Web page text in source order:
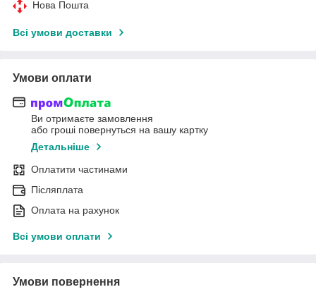
Нова Пошта
Всі умови доставки
Умови оплати
Ви отримаєте замовлення
або гроші повернуться на вашу картку
Детальніше
Оплатити частинами
Післяплата
Оплата на рахунок
Всі умови оплати
Умови повернення